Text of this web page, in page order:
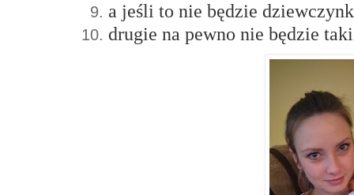
a jeśli to nie będzie
drugie na pewno nie będzie